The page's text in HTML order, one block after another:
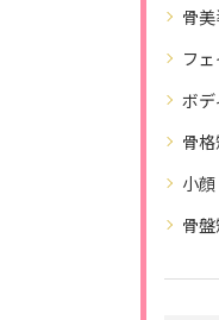
骨
フ
ボデ
骨
小顔
骨